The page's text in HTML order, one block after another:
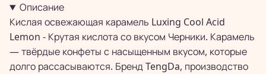
Описание
Кислая освежающая карамель Luxing Cool Acid
Lemon - Крутая кислота со вкусом Черники. Карамель
— твёрдые конфеты с насыщенным вкусом, которые
долго рассасываются. Бренд TengDa, производство